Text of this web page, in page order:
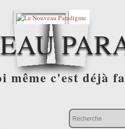
même c'est déjà